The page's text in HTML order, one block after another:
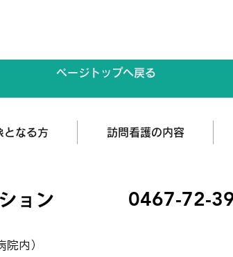
ページトップへ戻る
となる方 訪問看護の内容
0467-72-
院内）